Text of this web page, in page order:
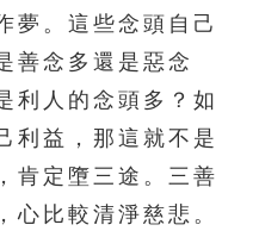
429 430
434 435
444 445
449 450
夢。這些念頭自己
善念多還是惡念
利人的念頭多？如
利益，那這就不是
肯定墮三途。三善
心比較清淨慈悲。